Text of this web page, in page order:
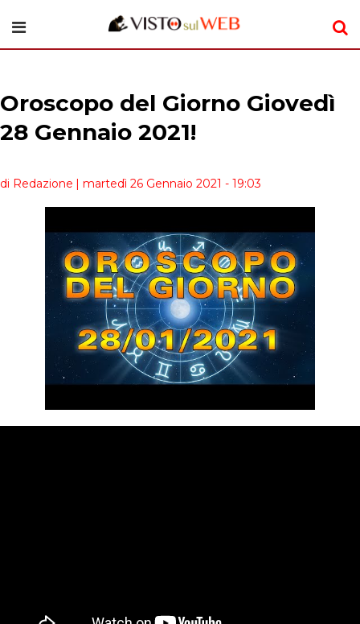
Oroscopo del Giorno Giovedì
28 Gennaio 2021!
di Redazione | martedì 26 Gennaio 2021 - 19:03